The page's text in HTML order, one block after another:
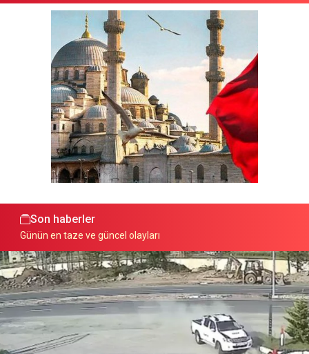
Son haberler
Günün en taze ve güncel olayları